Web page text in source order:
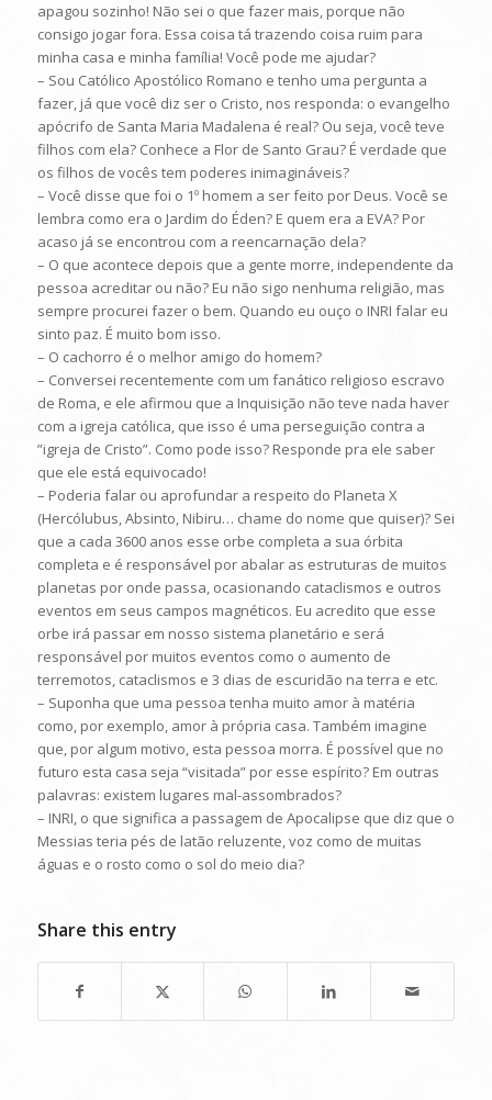
apagou sozinho! Não sei o que fazer mais, porque não
consigo jogar fora. Essa coisa tá trazendo coisa ruim para
minha casa e minha família! Você pode me ajudar?
– Sou Católico Apostólico Romano e tenho uma pergunta a
fazer, já que você diz ser o Cristo, nos responda: o evangelho
apócrifo de Santa Maria Madalena é real? Ou seja, você teve
filhos com ela? Conhece a Flor de Santo Grau? É verdade que
os filhos de vocês tem poderes inimagináveis?
– Você disse que foi o 1º homem a ser feito por Deus. Você se
lembra como era o Jardim do Éden? E quem era a EVA? Por
acaso já se encontrou com a reencarnação dela?
– O que acontece depois que a gente morre, independente da
pessoa acreditar ou não? Eu não sigo nenhuma religião, mas
sempre procurei fazer o bem. Quando eu ouço o INRI falar eu
sinto paz. É muito bom isso.
– O cachorro é o melhor amigo do homem?
– Conversei recentemente com um fanático religioso escravo
de Roma, e ele afirmou que a Inquisição não teve nada haver
com a igreja católica, que isso é uma perseguição contra a
”igreja de Cristo”. Como pode isso? Responde pra ele saber
que ele está equivocado!
– Poderia falar ou aprofundar a respeito do Planeta X
(Hercólubus, Absinto, Nibiru… chame do nome que quiser)? Sei
que a cada 3600 anos esse orbe completa a sua órbita
completa e é responsável por abalar as estruturas de muitos
planetas por onde passa, ocasionando cataclismos e outros
eventos em seus campos magnéticos. Eu acredito que esse
orbe irá passar em nosso sistema planetário e será
responsável por muitos eventos como o aumento de
terremotos, cataclismos e 3 dias de escuridão na terra e etc.
– Suponha que uma pessoa tenha muito amor à matéria
como, por exemplo, amor à própria casa. Também imagine
que, por algum motivo, esta pessoa morra. É possível que no
futuro esta casa seja “visitada” por esse espírito? Em outras
palavras: existem lugares mal-assombrados?
– INRI, o que significa a passagem de Apocalipse que diz que o
Messias teria pés de latão reluzente, voz como de muitas
águas e o rosto como o sol do meio dia?
Share this entry